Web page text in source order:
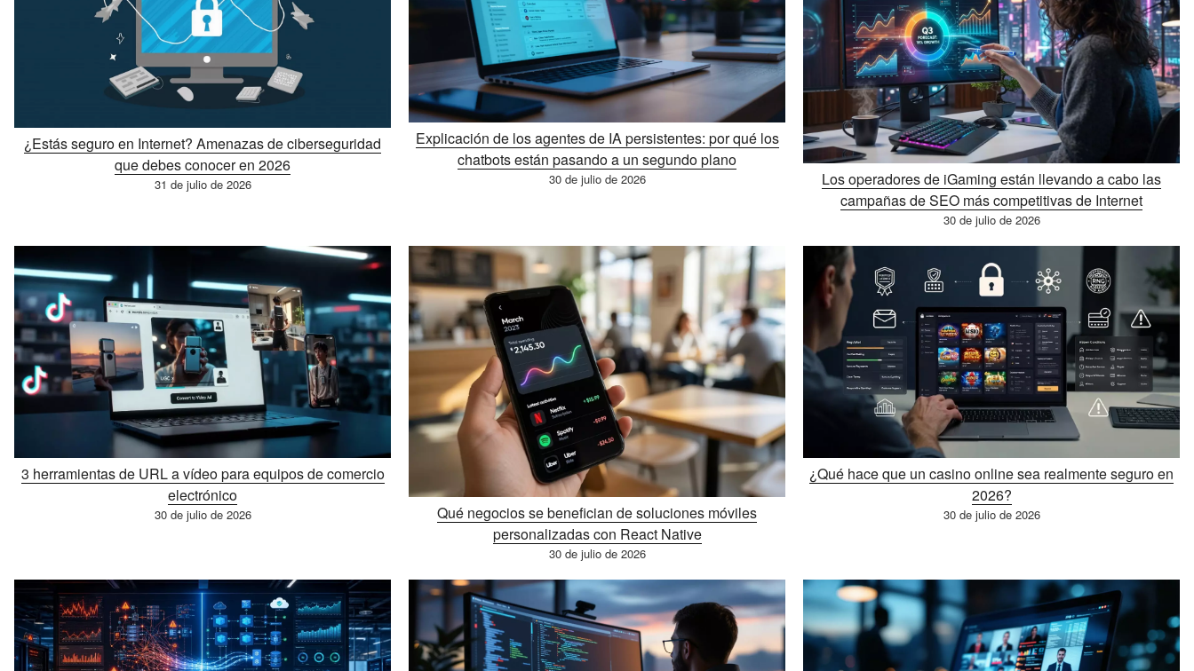
¿Estás seguro en Internet? Amenazas de ciberseguridad
que debes conocer en 2026
31 de julio de 2026
Explicación de los agentes de IA persistentes: por qué los
chatbots están pasando a un segundo plano
30 de julio de 2026
Los operadores de iGaming están llevando a cabo las
campañas de SEO más competitivas de Internet
30 de julio de 2026
3 herramientas de URL a vídeo para equipos de comercio
electrónico
30 de julio de 2026
Qué negocios se benefician de soluciones móviles
personalizadas con React Native
30 de julio de 2026
¿Qué hace que un casino online sea realmente seguro en
2026?
30 de julio de 2026